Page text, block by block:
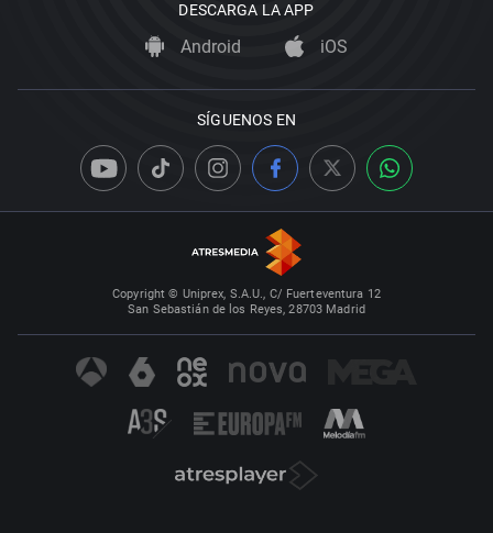
DESCARGA LA APP
Android iOS
SÍGUENOS EN
Copyright © Uniprex, S.A.U., C/ Fuerteventura 12
San Sebastián de los Reyes, 28703 Madrid